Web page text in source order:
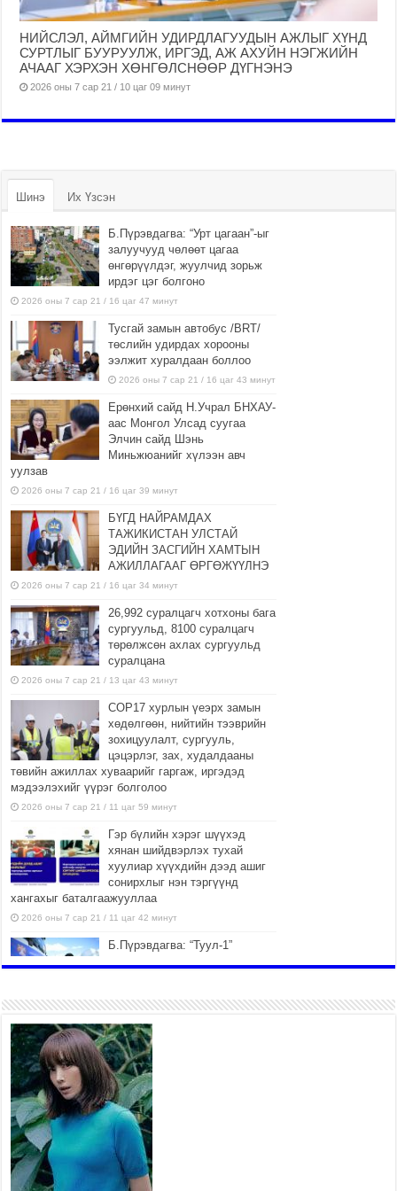
НИЙСЛЭЛ, АЙМГИЙН УДИРДЛАГУУДЫН АЖЛЫГ ХҮНД
СУРТЛЫГ БУУРУУЛЖ, ИРГЭД, АЖ АХУЙН НЭГЖИЙН
АЧААГ ХЭРХЭН ХӨНГӨЛСНӨӨР ДҮГНЭНЭ
2026 оны 7 сар 21 / 10 цаг 09 минут
Шинэ Их Үзсэн
Б.Пүрэвдагва: “Урт цагаан”-ыг
залуучууд чөлөөт цагаа
өнгөрүүлдэг, жуулчид зорьж
ирдэг цэг болгоно
2026 оны 7 сар 21 / 16 цаг 47 минут
Тусгай замын автобус /BRT/
төслийн удирдах хорооны
ээлжит хуралдаан боллоо
2026 оны 7 сар 21 / 16 цаг 43 минут
Ерөнхий сайд Н.Учрал БНХАУ-
аас Монгол Улсад суугаа
Элчин сайд Шэнь
Миньжюанийг хүлээн авч
уулзав
2026 оны 7 сар 21 / 16 цаг 39 минут
БҮГД НАЙРАМДАХ
ТАЖИКИСТАН УЛСТАЙ
ЭДИЙН ЗАСГИЙН ХАМТЫН
АЖИЛЛАГААГ ӨРГӨЖҮҮЛНЭ
2026 оны 7 сар 21 / 16 цаг 34 минут
26,992 суралцагч хотхоны бага
сургуульд, 8100 суралцагч
төрөлжсөн ахлах сургуульд
суралцана
2026 оны 7 сар 21 / 13 цаг 43 минут
COP17 хурлын үеэрх замын
хөдөлгөөн, нийтийн тээврийн
зохицуулалт, сургууль,
цэцэрлэг, зах, худалдааны
төвийн ажиллах хуваарийг гаргаж, иргэдэд
мэдээлэхийг үүрэг болголоо
2026 оны 7 сар 21 / 11 цаг 59 минут
Гэр бүлийн хэрэг шүүхэд
хянан шийдвэрлэх тухай
хуулиар хүүхдийн дээд ашиг
сонирхлыг нэн тэргүүнд
хангахыг баталгаажууллаа
2026 оны 7 сар 21 / 11 цаг 42 минут
Б.Пүрэвдагва: “Туул-1”
2026 оны 7 сар 21 / 10 цаг 15 минут
НИЙСЛЭЛ, АЙМГИЙН
УДИРДЛАГУУДЫН АЖЛЫГ
ХҮНД СУРТЛЫГ БУУРУУЛЖ,
ИРГЭД, АЖ АХУЙН НЭГЖИЙН
АЧААГ ХЭРХЭН ХӨНГӨЛСНӨӨР ДҮГНЭНЭ
2026 оны 7 сар 21 / 10 цаг 09 минут
Байнгын хорооны дарга
М.Мандхай Цөлжилттэй
тэмцэх тухай НҮБ-ын